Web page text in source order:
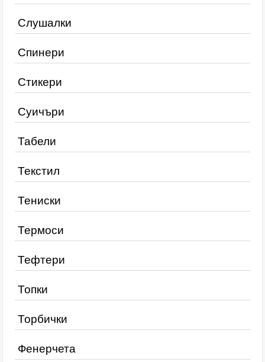
Слушалки
Спинери
Стикери
Суичъри
Табели
Текстил
Тениски
Термоси
Тефтери
Топки
Торбички
Фенерчета